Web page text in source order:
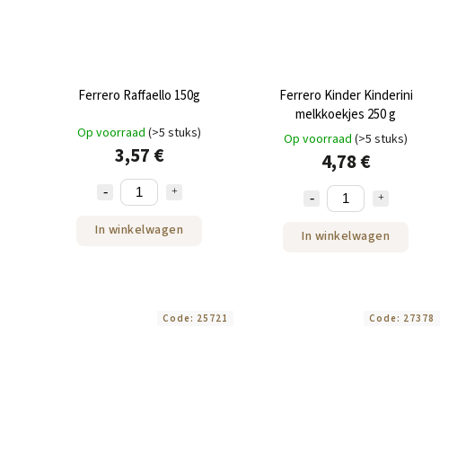
Ferrero Raffaello 150g
Op voorraad (>5 stuks)
3,57 €
In winkelwagen
Ferrero Kinder Kinderini
melkkoekjes 250 g
Op voorraad (>5 stuks)
4,78 €
In winkelwagen
Code: 25721 Code: 27378